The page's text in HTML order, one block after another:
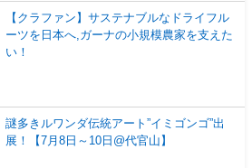
【クラファン】サステナブルなドライフル
ーツを日本へ,ガーナの小規模農家を支えた
い！
謎多きルワンダ伝統アート”イミゴンゴ”出
展！【7月8日～10日@代官山】